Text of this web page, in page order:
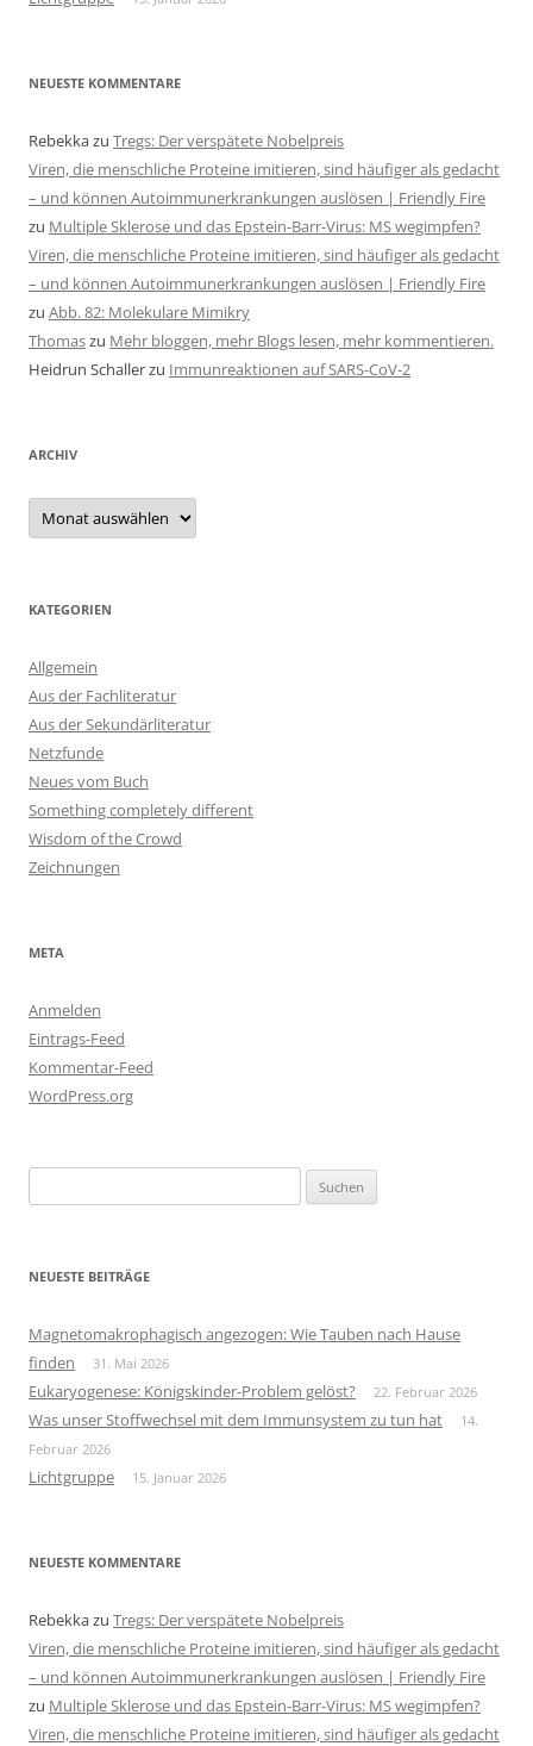
NEUESTE KOMMENTARE
Rebekkazu Tregs: Der verspätete Nobelpreis
Viren, die menschliche Proteine imitieren, sind häufiger als gedacht
– und können Autoimmunerkrankungen auslösen | Friendly Fire
zu Multiple Sklerose und das Epstein-Barr-Virus: MS wegimpfen?
Viren, die menschliche Proteine imitieren, sind häufiger als gedacht
– und können Autoimmunerkrankungen auslösen | Friendly Fire
zu Abb. 82: Molekulare Mimikry
Thomaszu Mehr bloggen, mehr Blogs lesen, mehr kommentieren.
Heidrun Schallerzu Immunreaktionen auf SARS-CoV-2
ARCHIV
Archiv
KATEGORIEN
Allgemein
Aus der Fachliteratur
Aus der Sekundärliteratur
Netzfunde
Neues vom Buch
Something completely different
Wisdom of the Crowd
Zeichnungen
META
Anmelden
Eintrags-Feed
Kommentar-Feed
WordPress.org
nach:
NEUESTE BEITRÄGE
Magnetomakrophagisch angezogen: Wie Tauben nach Hause
finden
31. Mai 2026
Eukaryogenese: Königskinder-Problem gelöst? 22. Februar 2026
Was unser Stoffwechsel mit dem Immunsystem zu tun hat
14.
Februar 2026
Lichtgruppe 15. Januar 2026
NEUESTE KOMMENTARE
Rebekkazu Tregs: Der verspätete Nobelpreis
Viren, die menschliche Proteine imitieren, sind häufiger als gedacht
– und können Autoimmunerkrankungen auslösen | Friendly Fire
zu Multiple Sklerose und das Epstein-Barr-Virus: MS wegimpfen?
Viren, die menschliche Proteine imitieren, sind häufiger als gedacht